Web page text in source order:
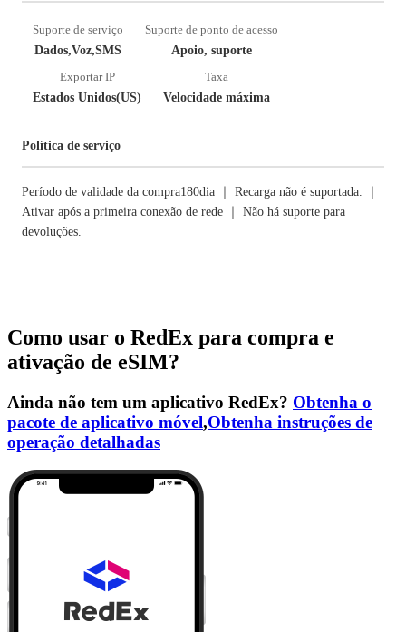
Suporte de serviço
Dados,Voz,SMS
Suporte de ponto de acesso
Apoio, suporte
Exportar IP
Estados Unidos(US)
Taxa
Velocidade máxima
Política de serviço
Período de validade da compra180dia ｜ Recarga não é suportada. ｜
Ativar após a primeira conexão de rede ｜ Não há suporte para
devoluções.
Como usar o RedEx para compra e
ativação de eSIM?
Ainda não tem um aplicativo RedEx? Obtenha o
pacote de aplicativo móvel,Obtenha instruções de
operação detalhadas